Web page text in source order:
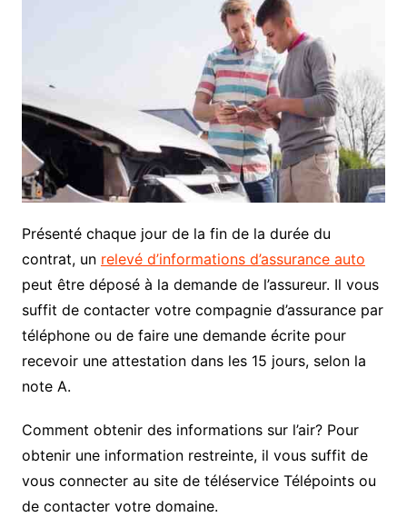
Présenté chaque jour de la fin de la durée du
contrat, un relevé d’informations d’assurance auto
peut être déposé à la demande de l’assureur. Il vous
suffit de contacter votre compagnie d’assurance par
téléphone ou de faire une demande écrite pour
recevoir une attestation dans les 15 jours, selon la
note A.
Comment obtenir des informations sur l’air? Pour
obtenir une information restreinte, il vous suffit de
vous connecter au site de téléservice Télépoints ou
de contacter votre domaine.